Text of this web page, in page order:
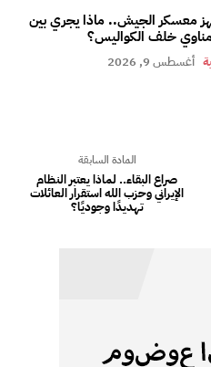
معسكر الجيش.. ماذا يجري بين
خلف الكواليس؟
أغسطس 9, 2026
المادة السابقة
صراع البقاء.. لماذا يعتبر النظام
الإيراني وحزب الله استقرار العائلات
تهديدًا وجوديًا؟